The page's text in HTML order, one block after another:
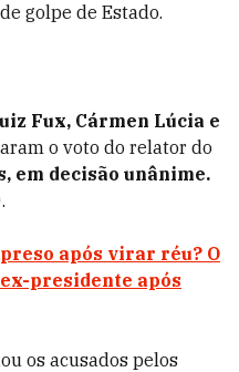
golpe de Estado.
Fux, Cármen Lúcia e
o voto do relator do
em decisão unânime.
após virar réu? O
presidente após
os acusados pelos